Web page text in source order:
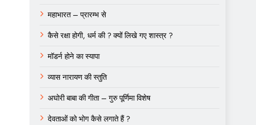
महाभारत – प्रारम्भ से
कैसे रक्षा होगी, धर्म की ? क्यों लिखे गए शास्त्र ?
मॉडर्न होने का स्यापा
व्यास नारायण की स्तुति
अघोरी बाबा की गीता – गुरु पूर्णिमा विशेष
देवताओं को भोग कैसे लगाते हैं ?